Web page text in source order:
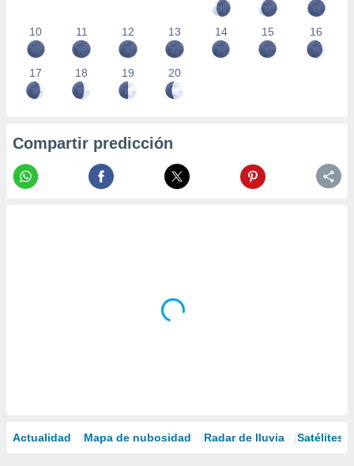
10 11 12 13 14 15 16
17 18 19 20
Compartir predicción
Actualidad Mapa de nubosidad Radar de lluvia Satélites